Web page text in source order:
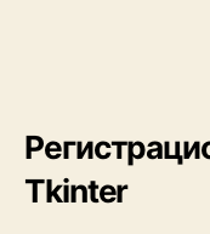
Tkinter